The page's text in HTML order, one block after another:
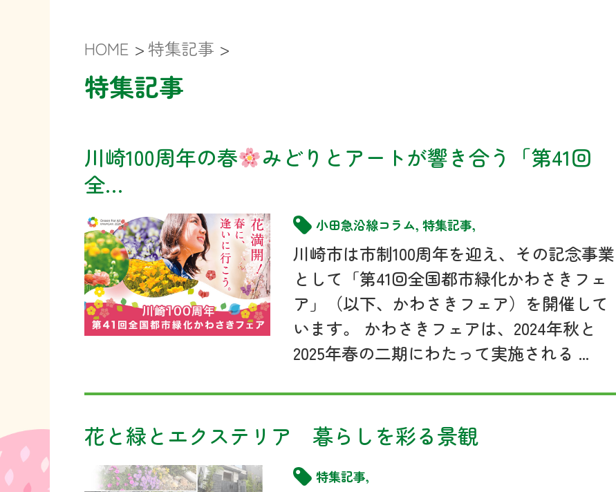
HOME > 特集記事 >
特集記事
川崎100周年の春
みどりとアートが響き合う「第41回
全…
小田急沿線コラム,特集記事,
川崎市は市制100周年を迎え、その記念事業
として「第41回全国都市緑化かわさきフェ
ア」（以下、かわさきフェア）を開催して
います。 かわさきフェアは、2024年秋と
2025年春の二期にわたって実施される ...
花と緑とエクステリア 暮らしを彩る景観
特集記事,